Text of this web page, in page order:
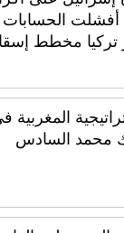
الحسابات
تركيا مخطط
المغربية
محمد السادس